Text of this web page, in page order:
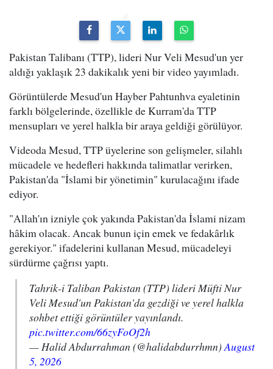
Pakistan Talibanı (TTP), lideri Nur Veli Mesud'un yer
aldığı yaklaşık 23 dakikalık yeni bir video yayımladı.
Görüntülerde Mesud'un Hayber Pahtunhva eyaletinin
farklı bölgelerinde, özellikle de Kurram'da TTP
mensupları ve yerel halkla bir araya geldiği görülüyor.
Videoda Mesud, TTP üyelerine son gelişmeler, silahlı
mücadele ve hedefleri hakkında talimatlar verirken,
Pakistan'da "İslami bir yönetimin" kurulacağını ifade
ediyor.
"Allah'ın izniyle çok yakında Pakistan'da İslami nizam
hâkim olacak. Ancak bunun için emek ve fedakârlık
gerekiyor." ifadelerini kullanan Mesud, mücadeleyi
sürdürme çağrısı yaptı.
Tahrik-i Taliban Pakistan (TTP) lideri Müfti Nur
Veli Mesud'un Pakistan'da gezdiği ve yerel halkla
sohbet ettiği görüntüler yayınlandı.
pic.twitter.com/66zyFoOf2h
— Halid Abdurrahman (@halidabdurrhmn) August
5, 2026